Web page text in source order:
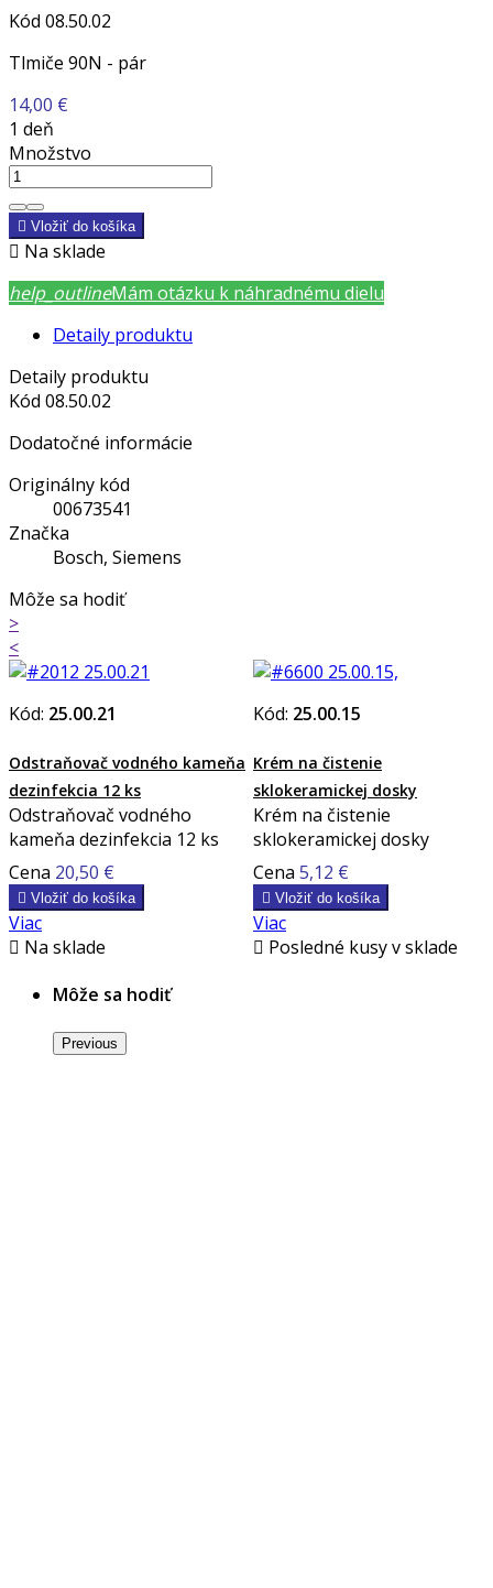
Kód 08.50.02
Tlmiče 90N - pár
14,00 €
1 deň
Množstvo
 Vložiť do košíka
 Na sklade
help_outlineMám otázku k náhradnému dielu
Detaily produktu
Detaily produktu
Kód 08.50.02
Dodatočné informácie
Originálny kód
00673541
Značka
Bosch, Siemens
Môže sa hodiť
>
<
Kód: 25.00.21
Odstraňovač vodného kameňa
dezinfekcia 12 ks
Odstraňovač vodného
kameňa dezinfekcia 12 ks
Cena 20,50 €
 Vložiť do košíka
Viac
 Na sklade
Kód: 25.00.15
Krém na čistenie
sklokeramickej dosky
Krém na čistenie
sklokeramickej dosky
Cena 5,12 €
 Vložiť do košíka
Viac
 Posledné kusy v sklade
Môže sa hodiť
Previous